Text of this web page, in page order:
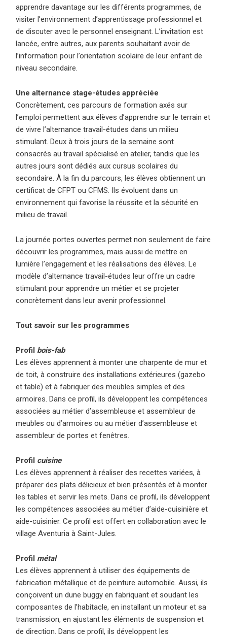
apprendre davantage sur les différents programmes, de
visiter l’environnement d’apprentissage professionnel et
de discuter avec le personnel enseignant. L’invitation est
lancée, entre autres, aux parents souhaitant avoir de
l’information pour l’orientation scolaire de leur enfant de
niveau secondaire.
Une alternance stage-études appréciée
Concrètement, ces parcours de formation axés sur
l’emploi permettent aux élèves d’apprendre sur le terrain et
de vivre l’alternance travail-études dans un milieu
stimulant. Deux à trois jours de la semaine sont
consacrés au travail spécialisé en atelier, tandis que les
autres jours sont dédiés aux cursus scolaires du
secondaire. À la fin du parcours, les élèves obtiennent un
certificat de CFPT ou CFMS. Ils évoluent dans un
environnement qui favorise la réussite et la sécurité en
milieu de travail.
La journée portes ouvertes permet non seulement de faire
découvrir les programmes, mais aussi de mettre en
lumière l’engagement et les réalisations des élèves. Le
modèle d’alternance travail-études leur offre un cadre
stimulant pour apprendre un métier et se projeter
concrètement dans leur avenir professionnel.
Tout savoir sur les programmes
Profil bois-fab
Les élèves apprennent à monter une charpente de mur et
de toit, à construire des installations extérieures (gazebo
et table) et à fabriquer des meubles simples et des
armoires. Dans ce profil, ils développent les compétences
associées au métier d’assembleuse et assembleur de
meubles ou d’armoires ou au métier d’assembleuse et
assembleur de portes et fenêtres.
Profil cuisine
Les élèves apprennent à réaliser des recettes variées, à
préparer des plats délicieux et bien présentés et à monter
les tables et servir les mets. Dans ce profil, ils développent
les compétences associées au métier d’aide-cuisinière et
aide-cuisinier. Ce profil est offert en collaboration avec le
village Aventuria à Saint-Jules.
Profil métal
Les élèves apprennent à utiliser des équipements de
fabrication métallique et de peinture automobile. Aussi, ils
conçoivent un dune buggy en fabriquant et soudant les
composantes de l’habitacle, en installant un moteur et sa
transmission, en ajustant les éléments de suspension et
de direction. Dans ce profil, ils développent les